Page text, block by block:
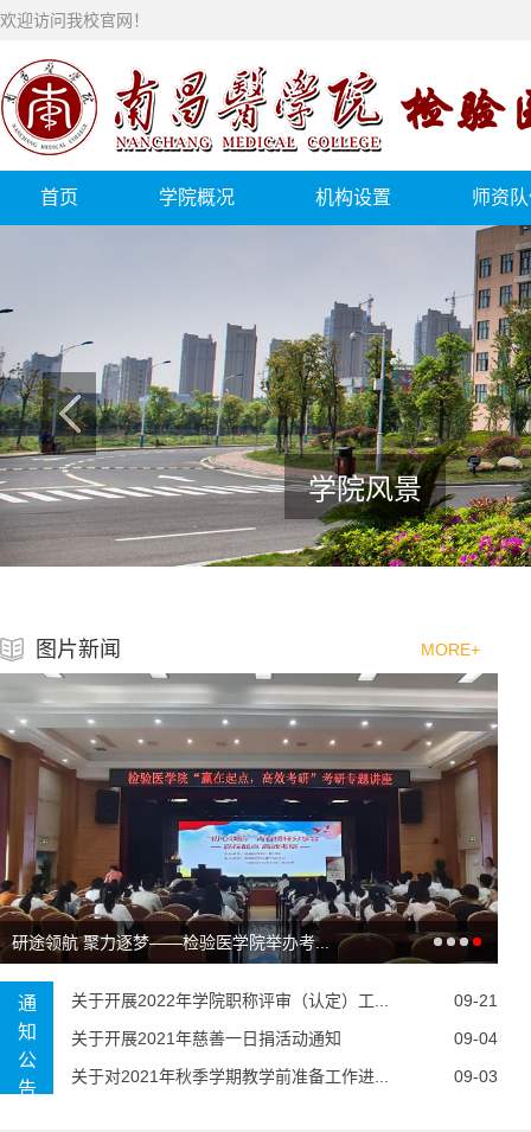
欢迎访问我校官网！
首页 学院概况 机构设置 师资
学院风景
图片新闻 MORE+
研途领航 聚力逐梦——检验医学院举办考...
通
知
公
告
09-21
关于开展2022年学院职称评审（认定）工...
09-04
关于开展2021年慈善一日捐活动通知
09-03
关于对2021年秋季学期教学前准备工作进...